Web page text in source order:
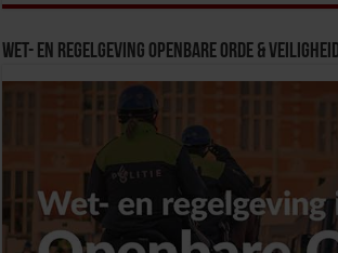
Wet- en Regelgeving Openbare Orde &